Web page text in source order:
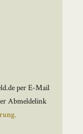
per E-Mail
Abmeldelink